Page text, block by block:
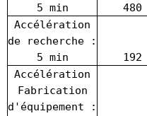
5 min
480
Accélération
de recherche :
5 min
192
Accélération
Fabrication
d'équipement :